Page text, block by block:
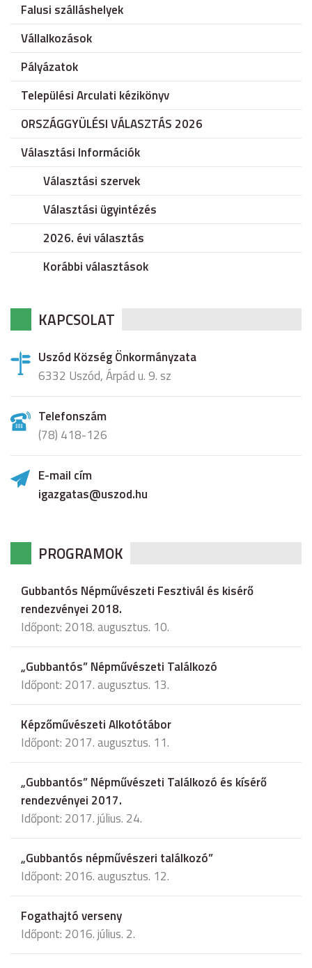
Falusi szálláshelyek
Vállalkozások
Pályázatok
Települési Arculati kézikönyv
ORSZÁGGYÜLÉSI VÁLASZTÁS 2026
Választási Információk
Választási szervek
Választási ügyintézés
2026. évi választás
Korábbi választások
KAPCSOLAT
Uszód Község Önkormányzata
6332 Uszód, Árpád u. 9. sz
Telefonszám
(78) 418-126
E-mail cím
igazgatas@uszod.hu
PROGRAMOK
Gubbantós Népművészeti Fesztivál és kisérő
rendezvényei 2018.
Időpont: 2018. augusztus. 10.
„Gubbantós” Népművészeti Találkozó
Időpont: 2017. augusztus. 13.
Képzőművészeti Alkotótábor
Időpont: 2017. augusztus. 11.
„Gubbantós” Népművészeti Találkozó és kísérő
rendezvényei 2017.
Időpont: 2017. július. 24.
„Gubbantós népművészeri találkozó”
Időpont: 2016. augusztus. 12.
Fogathajtó verseny
Időpont: 2016. július. 2.